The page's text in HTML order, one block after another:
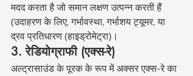
मदद करता है जो समान लक्षण उत्पन्न करती हैं
(उदाहरण के लिए, गर्भावस्था, गर्भाशय ट्यूमर, या
द्रव प्रतिधारण (हाइड्रोमेट्रा)।
3. रेडियोग्राफी (एक्स-रे)
अल्ट्रासाउंड के पूरक के रूप में अक्सर एक्स-रे का